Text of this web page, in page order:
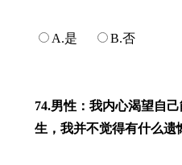
A.是 B.否
74.男性：我内心渴望自
生，我并不觉得有什么遗